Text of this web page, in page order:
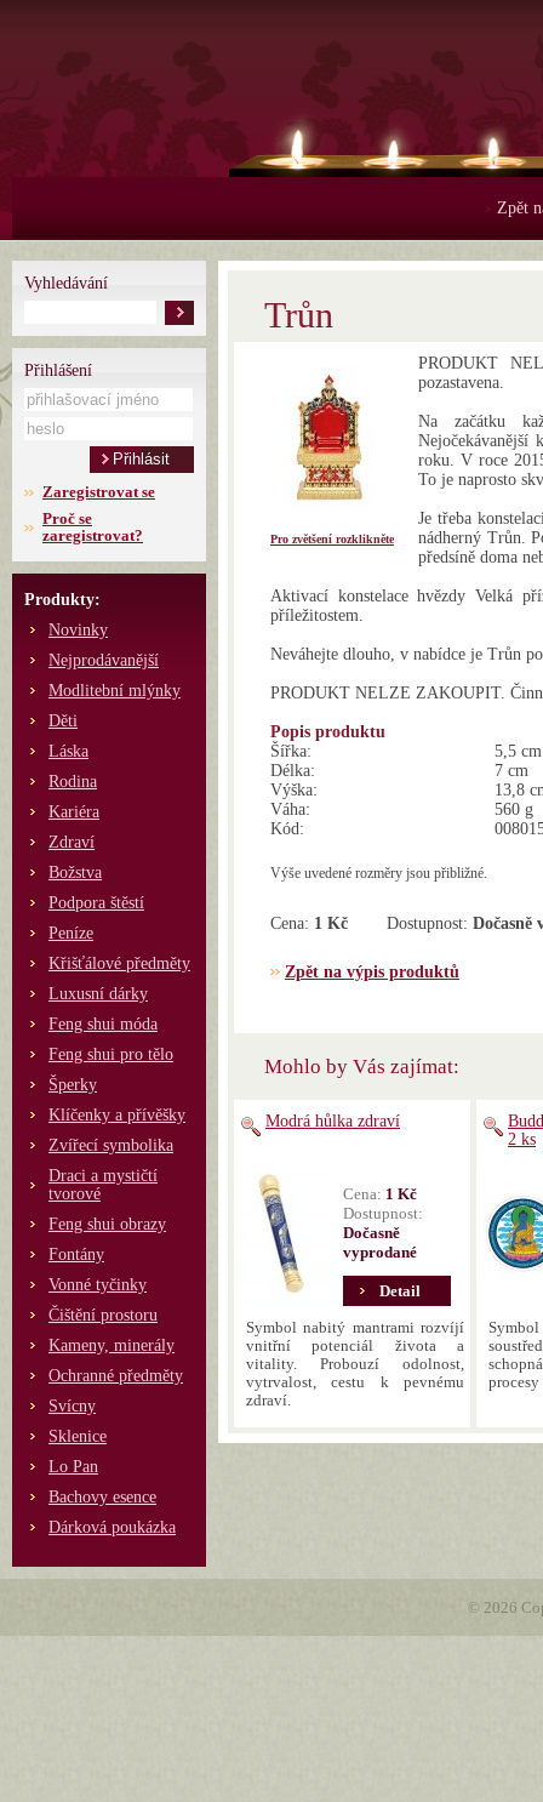
> Zpět
Vyhledávání
Přihlášení
Zaregistrovat se
Proč se
zaregistrovat?
Produkty:
Novinky
Nejprodávanější
Modlitební mlýnky
Děti
Láska
Rodina
Kariéra
Zdraví
Božstva
Podpora štěstí
Peníze
Křišťálové předměty
Luxusní dárky
Feng shui móda
Feng shui pro tělo
Šperky
Klíčenky a přívěšky
Zvířecí symbolika
Draci a mystičtí
tvorové
Feng shui obrazy
Fontány
Vonné tyčinky
Čištění prostoru
Kameny, minerály
Ochranné předměty
Svícny
Sklenice
Lo Pan
Bachovy esence
Dárková poukázka
Trůn
Pro zvětšení rozklikněte
PRODUKT
pozastavena.
Na začátku
Nejočekávanější
roku. V roce
To je naprosto
Je třeba
nádherný Trůn.
předsíně doma
Aktivací konstelace hvězdy Velká
příležitostem.
Neváhejte dlouho, v nabídce je Trůn
PRODUKT NELZE ZAKOUPIT.
Popis produktu
Šířka:
5,5 cm
Délka:
7 cm
Výška:
13,8
Váha:
560 g
Kód:
Výše uvedené rozměry jsou přibližné.
Cena: 1 Kč Dostupnost: Dočasně
Zpět na výpis produktů
Mohlo by Vás zajímat:
Modrá hůlka zdraví
Cena: 1 Kč
Dostupnost:
Dočasně
vyprodané
Detail
Symbol nabitý mantrami rozvíjí
vnitřní potenciál života a
vitality. Probouzí odolnost,
vytrvalost, cestu k pevnému
zdraví.
2 ks
© 2026